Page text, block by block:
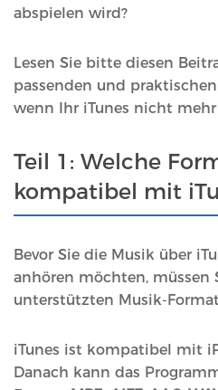
abspielen wird?
Lesen Sie bitte diesen
passenden und
wenn Ihr iTunes nicht
Teil 1: Welche
kompatibel mit
Bevor Sie die Musik über
anhören möchten, müssen
unterstützten Musik-
iTunes ist kompatibel mit
Danach kann das